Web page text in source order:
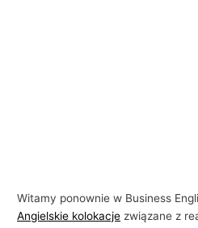
Witamy ponownie w Business
Angielskie kolokacje związane z
n